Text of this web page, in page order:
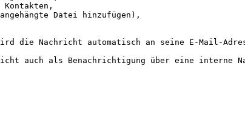
Datei hinzufügen),
die Nachricht automatisch an seine E-Mail-
auch als Benachrichtigung über eine interne